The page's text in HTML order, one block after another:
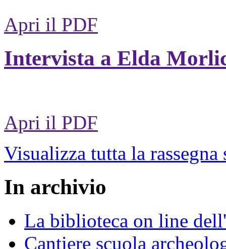
Apri il PDF
Intervista a Elda
Apri il PDF
Visualizza tutta la rassegna
In archivio
La biblioteca on line
Cantiere scuola